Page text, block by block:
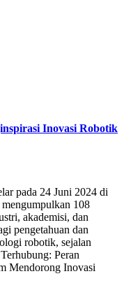
Inovasi Robotik
pada 24 Juni 2024 di
108
akademisi, dan
pengetahuan dan
robotik, sejalan
Peran
Mendorong Inovasi